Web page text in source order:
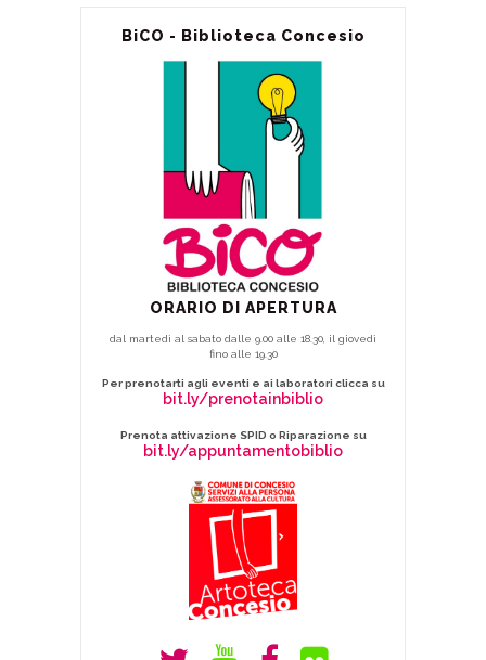
BiCO - Biblioteca Concesio
ORARIO DI APERTURA
dal martedì al sabato dalle 9.00 alle 18.30, il giovedì
fino alle 19.30
Per prenotarti agli eventi e ai laboratori clicca su
bit.ly/prenotainbiblio
Prenota attivazione SPID o Riparazione su
bit.ly/appuntamentobiblio